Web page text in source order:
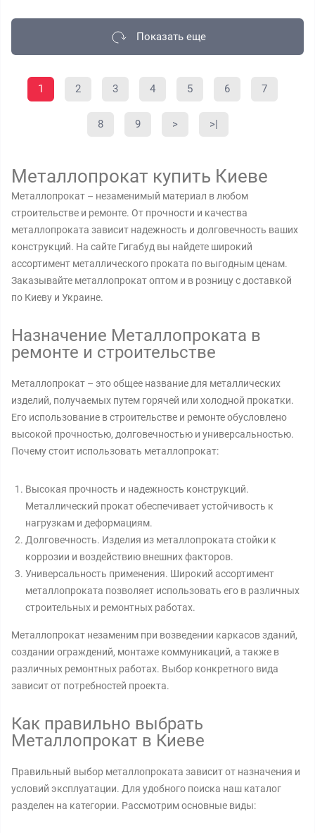
Показать еще
1 2 3 4 5 6 7
8 9 > >|
Металлопрокат купить Киеве
Металлопрокат – незаменимый материал в любом
строительстве и ремонте. От прочности и качества
металлопроката зависит надежность и долговечность ваших
конструкций. На сайте Гигабуд вы найдете широкий
ассортимент металлического проката по выгодным ценам.
Заказывайте металлопрокат оптом и в розницу с доставкой
по Киеву и Украине.
Назначение Металлопроката в
ремонте и строительстве
Металлопрокат – это общее название для металлических
изделий, получаемых путем горячей или холодной прокатки.
Его использование в строительстве и ремонте обусловлено
высокой прочностью, долговечностью и универсальностью.
Почему стоит использовать металлопрокат:
Высокая прочность и надежность конструкций.
Металлический прокат обеспечивает устойчивость к
нагрузкам и деформациям.
Долговечность. Изделия из металлопроката стойки к
коррозии и воздействию внешних факторов.
Универсальность применения. Широкий ассортимент
металлопроката позволяет использовать его в различных
строительных и ремонтных работах.
Металлопрокат незаменим при возведении каркасов зданий,
создании ограждений, монтаже коммуникаций, а также в
различных ремонтных работах. Выбор конкретного вида
зависит от потребностей проекта.
Как правильно выбрать
Металлопрокат в Киеве
Правильный выбор металлопроката зависит от назначения и
условий эксплуатации. Для удобного поиска наш каталог
разделен на категории. Рассмотрим основные виды: